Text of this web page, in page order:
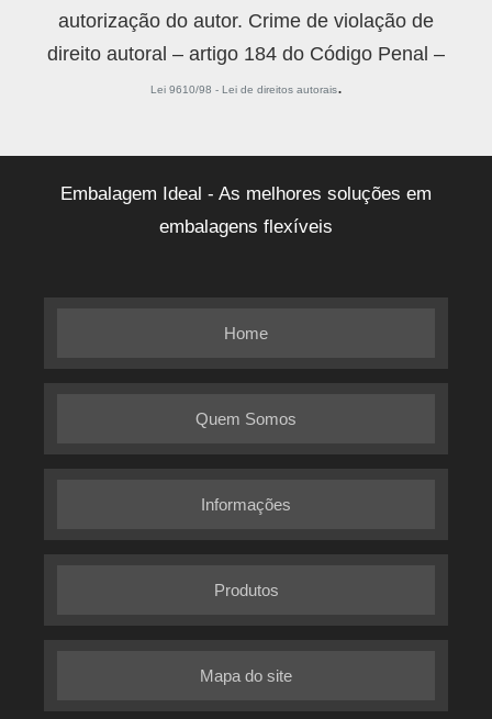
autorização do autor. Crime de violação de
direito autoral – artigo 184 do Código Penal –
Lei 9610/98 - Lei de direitos autorais.
Embalagem Ideal - As melhores soluções em
embalagens flexíveis
Home
Quem Somos
Informações
Produtos
Mapa do site